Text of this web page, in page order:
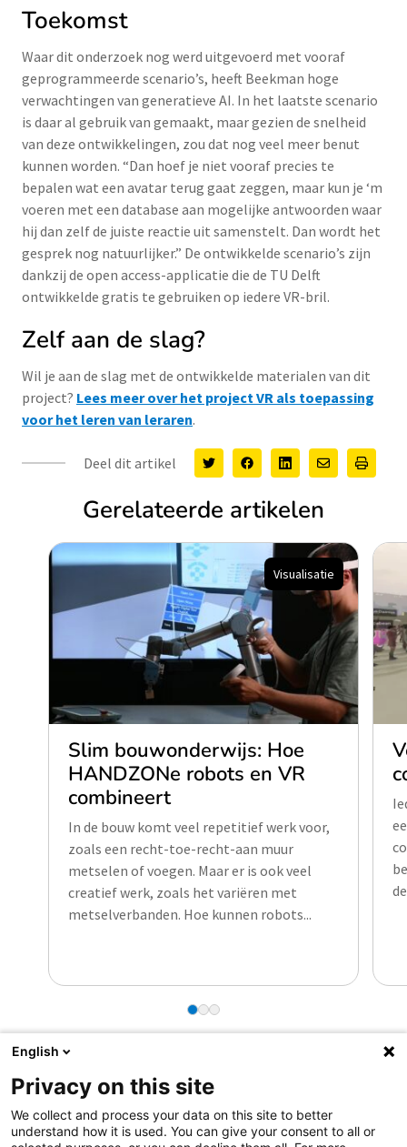
Toekomst
Waar dit onderzoek nog werd uitgevoerd met vooraf
geprogrammeerde scenario’s, heeft Beekman hoge
verwachtingen van generatieve AI. In het laatste scenario
is daar al gebruik van gemaakt, maar gezien de snelheid
van deze ontwikkelingen, zou dat nog veel meer benut
kunnen worden. “Dan hoef je niet vooraf precies te
bepalen wat een avatar terug gaat zeggen, maar kun je ‘m
voeren met een database aan mogelijke antwoorden waar
hij dan zelf de juiste reactie uit samenstelt. Dan wordt het
gesprek nog natuurlijker.” De ontwikkelde scenario’s zijn
dankzij de open access-applicatie die de TU Delft
ontwikkelde gratis te gebruiken op iedere VR-bril.
Zelf aan de slag?
Wil je aan de slag met de ontwikkelde materialen van dit
project? Lees meer over het project VR als toepassing
voor het leren van leraren.
Deel dit artikel
Gerelateerde artikelen
Slim bouwonderwijs: Hoe
HANDZONe robots en VR
combineert
In de bouw komt veel repetitief werk voor,
zoals een recht-toe-recht-aan muur
metselen of voegen. Maar er is ook veel
creatief werk, zoals het variëren met
metselverbanden. Hoe kunnen robots...
Visualisatie
English
Privacy on this site
We collect and process your data on this site to better
understand how it is used. You can give your consent to all or